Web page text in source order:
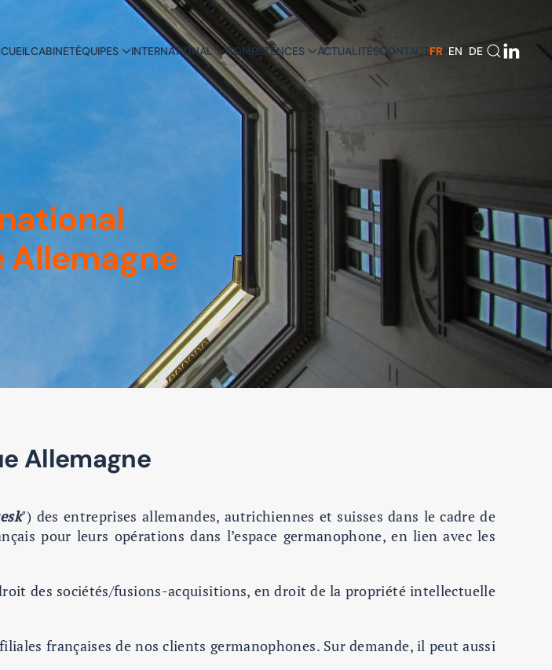
CABINETÉQUIPES INTERNATIONAL COMPÉTENCES ACTUALITÉSCONTACTFR EN DE
Allemagne
Allemagne
") des entreprises allemandes, autrichiennes et suisses dans le cadre de
pour leurs opérations dans l’espace germanophone, en lien avec les
des sociétés/fusions-acquisitions, en droit de la propriété intellectuelle
françaises de nos clients germanophones. Sur demande, il peut aussi